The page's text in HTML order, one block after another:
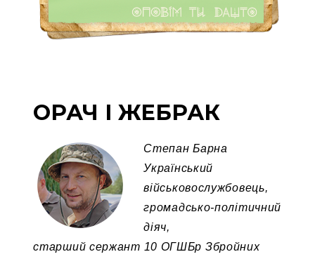
ОРАЧ І ЖЕБРАК
Степан Барна
Український
військовослужбовець,
громадсько-політичний
діяч,
старший сержант 10 ОГШБр Збройних